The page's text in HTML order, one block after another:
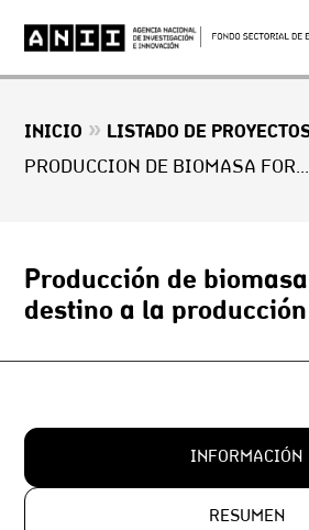
INICIO » LISTADO DE
PRODUCCIÓN DE BIOMASA FORESTAL CON DESTINO A LA PRODUCCIÓN ENERGÉTICA
Producción de
destino a la
INFORMACIÓN
RESUMEN